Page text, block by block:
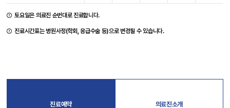
토요일은 의료진 순번대로 진료합니다.
진료시간표는 병원사정(학회, 응급수술 등)으로 변경될 수 있습니다.
진료예약 의료진소개